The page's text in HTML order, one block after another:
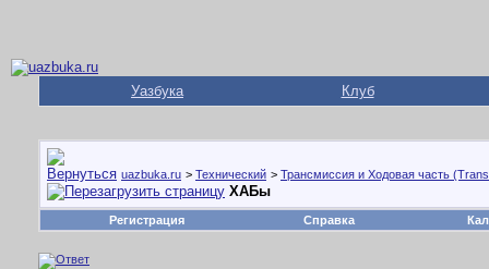
Уазбука Клуб
uazbuka.ru > Технический > Трансмиссия и Ходовая часть
ХАБы
Регистрация Справка